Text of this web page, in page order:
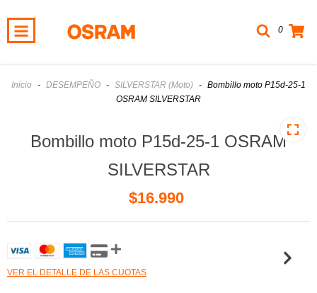
0
Inicio - DESEMPEÑO - SILVERSTAR (Moto) - Bombillo moto P15d-25-1
OSRAM SILVERSTAR
Bombillo moto P15d-25-1 OSRAM
SILVERSTAR
$16.990
VER EL DETALLE DE LAS CUOTAS